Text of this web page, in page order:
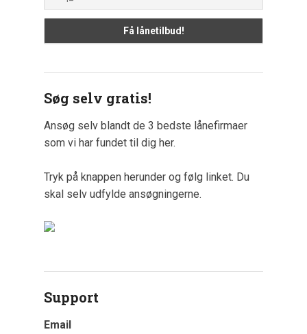
Søg selv gratis!
Ansøg selv blandt de 3 bedste lånefirmaer
som vi har fundet til dig her.
Tryk på knappen herunder og følg linket. Du
skal selv udfylde ansøgningerne.
Support
Email